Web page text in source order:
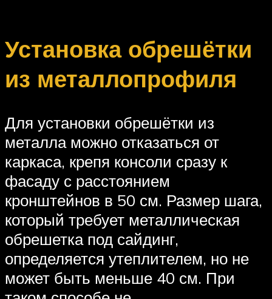
Установка обрешётки
из металлопрофиля
Для установки обрешётки из
металла можно отказаться от
каркаса, крепя консоли сразу к
фасаду с расстоянием
кронштейнов в 50 см. Размер шага,
который требует металлическая
обрешетка под сайдинг,
определяется утеплителем, но не
может быть меньше 40 см. При